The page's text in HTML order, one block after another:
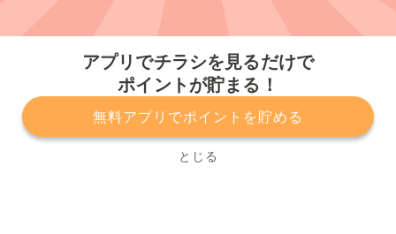
アプリでチラシを見るだけで
ポイントが貯まる！
無料アプリでポイントを貯める
とじる
プライバシーポリシー 利用規約
運営会社
サービスに関してのお問い合わせ